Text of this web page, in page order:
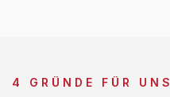
4 GRÜNDE FÜR UNS